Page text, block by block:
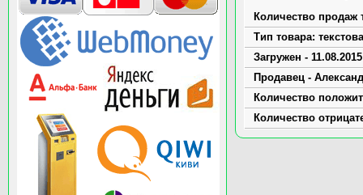
Количество продаж
Тип товара:
Загружен -
Продавец -
Количество
Количество